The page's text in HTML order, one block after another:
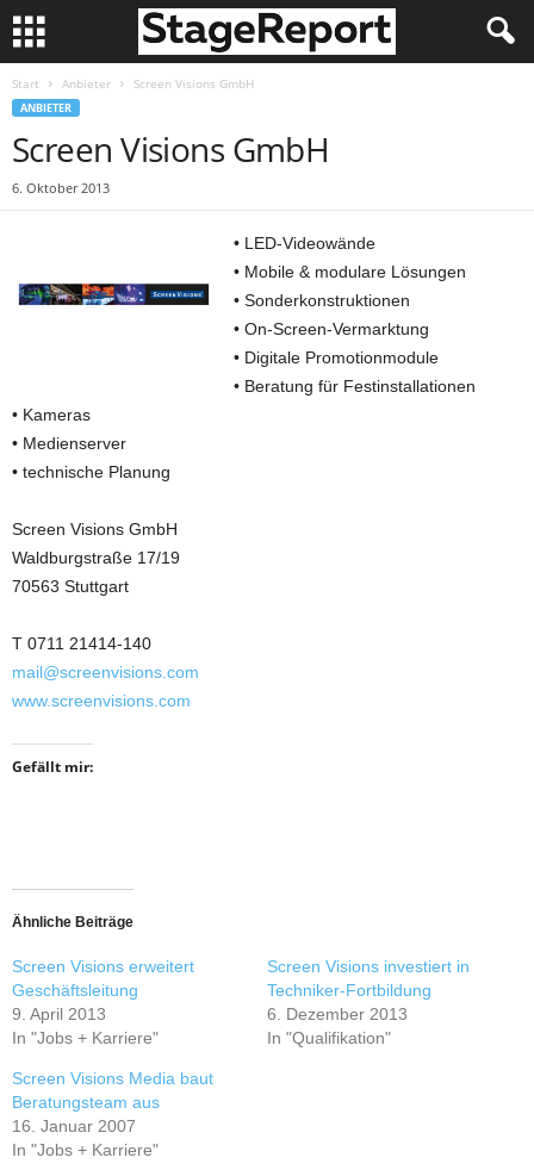
Start Anbieter Screen Visions GmbH
ANBIETER
Screen Visions GmbH
6. Oktober 2013
• LED-Videowände
• Mobile & modulare Lösungen
• Sonderkonstruktionen
• On-Screen-Vermarktung
• Digitale Promotionmodule
• Beratung für Festinstallationen
• Kameras
• Medienserver
• technische Planung
Screen Visions GmbH
Waldburgstraße 17/19
70563 Stuttgart
T 0711 21414-140
mail@screenvisions.com
www.screenvisions.com
Gefällt mir:
Ähnliche Beiträge
Screen Visions erweitert
Geschäftsleitung
9. April 2013
In "Jobs + Karriere"
Screen Visions investiert in
Techniker-Fortbildung
6. Dezember 2013
In "Qualifikation"
Screen Visions Media baut
Beratungsteam aus
16. Januar 2007
In "Jobs + Karriere"